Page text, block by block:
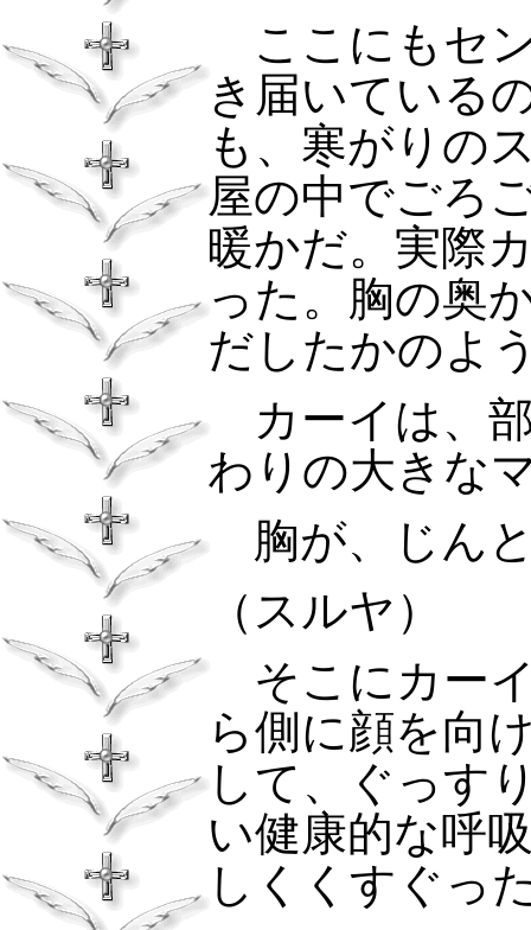
ここにもセ
き届いている
も、寒がりの
屋の中でごろ
暖かだ。実際
った。胸の奥
だしたかのよ
カーイは、
わりの大きな
胸が、じん
（スルヤ）
そこにカー
ら側に顔を向
して、ぐっす
い健康的な呼
しくくすぐっ